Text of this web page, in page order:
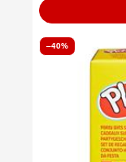
–40%